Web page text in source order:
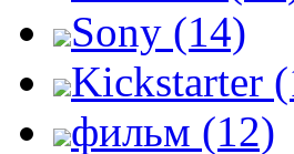
Sony (14)
Kickstarter
фильм (12)